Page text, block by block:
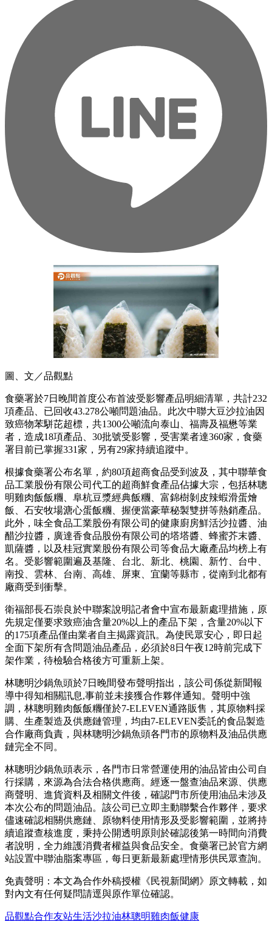
圖、文／品觀點
食藥署於7日晚間首度公布首波受影響產品明細清單，共計232
項產品、已回收43.278公噸問題油品。此次中聯大豆沙拉油因
致癌物苯駢芘超標，共1300公噸流向泰山、福壽及福懋等業
者，造成18項產品、30批號受影響，受害業者達360家，食藥
署目前已掌握331家，另有29家持續追蹤中。
根據食藥署公布名單，約80項超商食品受到波及，其中聯華食
品工業股份有限公司代工的超商鮮食產品佔據大宗，包括林聰
明雞肉飯飯糰、阜杭豆漿經典飯糰、富錦樹剝皮辣蝦滑蛋燴
飯、石安牧場溏心蛋飯糰、握便當豪華秘製雙拼等熱銷產品。
此外，味全食品工業股份有限公司的健康廚房鮮活沙拉醬、油
醋沙拉醬，廣達香食品股份有限公司的塔塔醬、蜂蜜芥末醬、
凱薩醬，以及桂冠實業股份有限公司等食品大廠產品均榜上有
名。受影響範圍遍及基隆、台北、新北、桃園、新竹、台中、
南投、雲林、台南、高雄、屏東、宜蘭等縣市，從南到北都有
廠商受到衝擊。
衛福部長石崇良於中聯案說明記者會中宣布最新處理措施，原
先規定僅要求致癌油含量20%以上的產品下架，含量20%以下
的175項產品僅由業者自主揭露資訊。為使民眾安心，即日起
全面下架所有含問題油品產品，必須於8日午夜12時前完成下
架作業，待檢驗合格後方可重新上架。
林聰明沙鍋魚頭於7日晚間發布聲明指出，該公司係從新聞報
導中得知相關訊息,事前並未接獲合作夥伴通知。聲明中強
調，林聰明雞肉飯飯糰僅於7-ELEVEN通路販售，其原物料採
購、生產製造及供應鏈管理，均由7-ELEVEN委託的食品製造
合作廠商負責，與林聰明沙鍋魚頭各門市的原物料及油品供應
鏈完全不同。
林聰明沙鍋魚頭表示，各門市日常營運使用的油品皆由公司自
行採購，來源為合法合格供應商。經逐一盤查油品來源、供應
商聲明、進貨資料及相關文件後，確認門市所使用油品未涉及
本次公布的問題油品。該公司已立即主動聯繫合作夥伴，要求
儘速確認相關供應鏈、原物料使用情形及受影響範圍，並將持
續追蹤查核進度，秉持公開透明原則於確認後第一時間向消費
者說明，全力維護消費者權益與食品安全。食藥署已於官方網
站設置中聯油脂案專區，每日更新最新處理情形供民眾查詢。
免責聲明：本文為合作外稿授權《民視新聞網》原文轉載，如
對內文有任何疑問請逕與原作單位確認。
品觀點合作友站生活沙拉油林聰明雞肉飯健康